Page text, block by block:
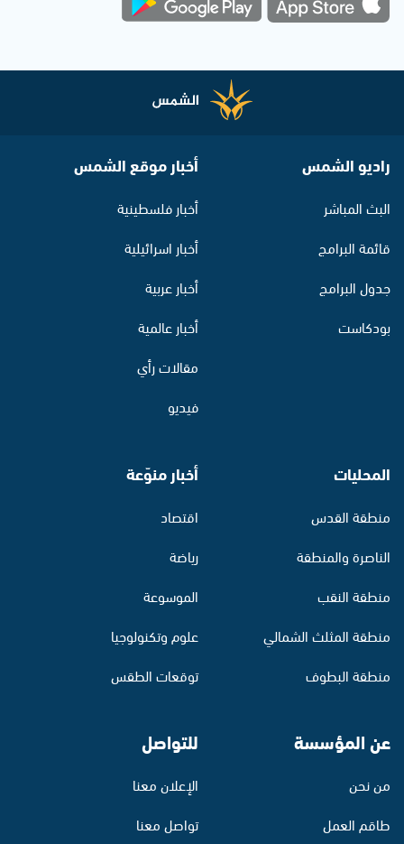
راديو الشمس
البث المباشر
قائمة البرامج
جدول البرامج
بودكاست
أخبار موقع الشمس
أخبار فلسطينية
أخبار اسرائيلية
أخبار عربية
أخبار عالمية
مقالات رأي
فيديو
المحليات
منطقة القدس
الناصرة والمنطقة
منطقة النقب
منطقة المثلث الشمالي
منطقة البطوف
أخبار منوّعة
اقتصاد
رياضة
الموسوعة
علوم وتكنولوجيا
توقعات الطقس
عن المؤسسة
من نحن
طاقم العمل
للتواصل
الإعلان معنا
تواصل معنا